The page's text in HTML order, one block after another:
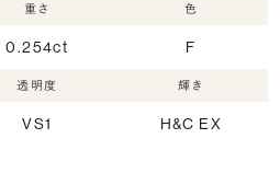
重さ
0.254ct
色
F
透明度
VS1
輝き
H&C EX